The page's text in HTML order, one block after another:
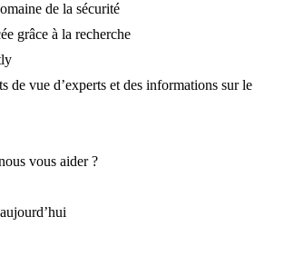
de la sécurité
grâce à la recherche
de vue d’experts et des informations sur le
vous aider ?